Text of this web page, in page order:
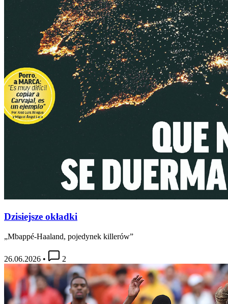
Dzisiejsze okładki
„Mbappé-Haaland, pojedynek killerów”
26.06.2026 • 2